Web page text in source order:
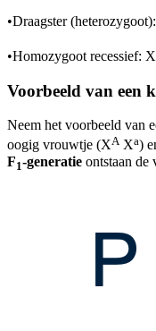
•Draagster
•Homozygoot recessief: X
Voorbeeld van een
Neem het voorbeeld van
oogig vrouwtje (XAXa)
F1-generatie ontstaan de